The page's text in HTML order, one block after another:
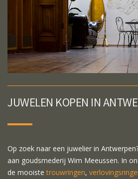
JUWELEN KOPEN IN
Op zoek naar een juwelier in
aan goudsmederij Wim Meeussen. In
de mooistetrouwringen,